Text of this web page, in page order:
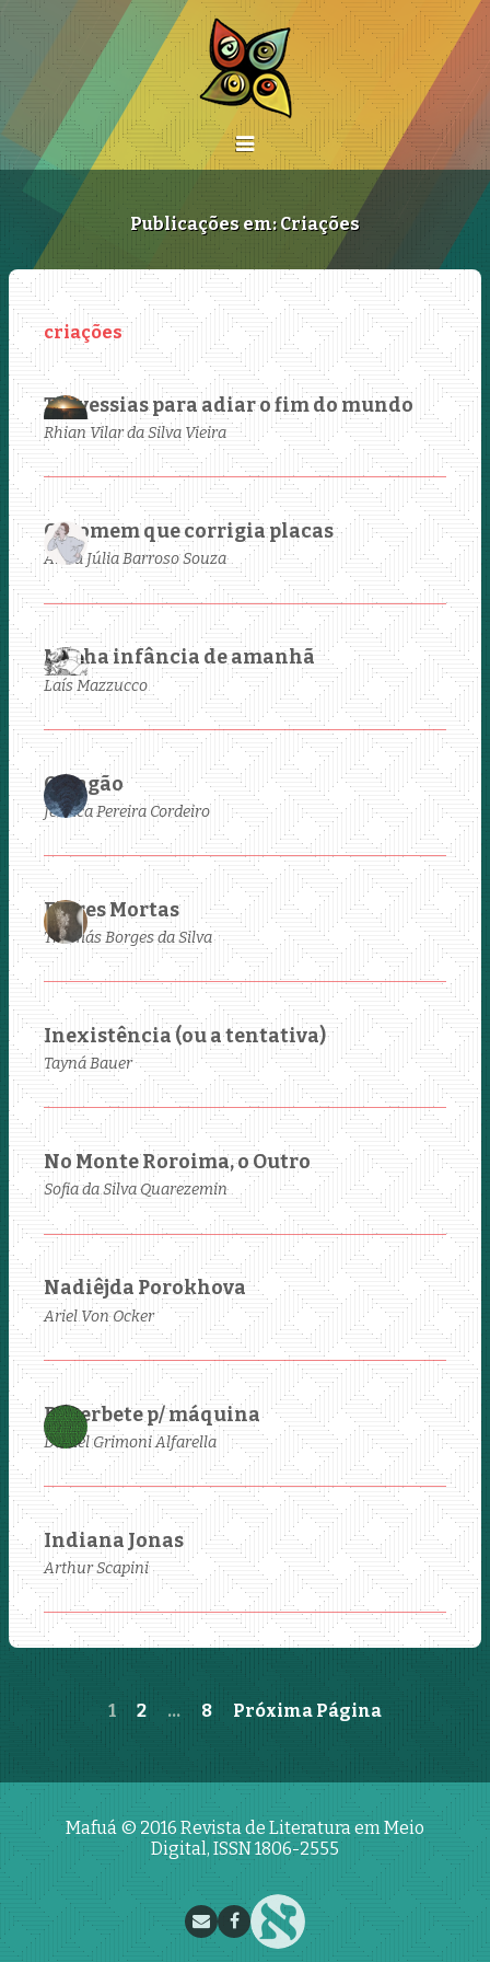
Publicações em: Criações
Travessias para adiar o fim do mundo
Rhian Vilar da Silva Vieira
O Homem que corrigia placas
Anna Júlia Barroso Souza
Minha infância de amanhã
Laís Mazzucco
O Vagão
Jéssica Pereira Cordeiro
Flores Mortas
Thomás Borges da Silva
Inexistência (ou a tentativa)
Tayná Bauer
No Monte Roroima, o Outro
Sofia da Silva Quarezemin
Nadiêjda Porokhova
Ariel Von Ocker
Reverbete p/ máquina
Daniel Grimoni Alfarella
Indiana Jonas
Arthur Scapini
1 2 … 8 Próxima Página
Mafuá © 2016Revista de Literatura em Meio
Digital, ISSN 1806-2555